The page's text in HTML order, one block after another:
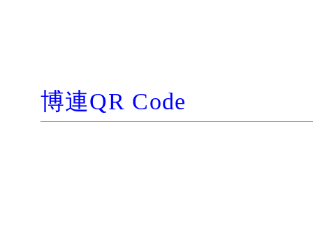
博連QR Code